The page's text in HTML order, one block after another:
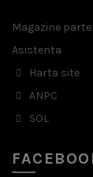
Magazine
Asistenta
Harta site
ANPC
SOL